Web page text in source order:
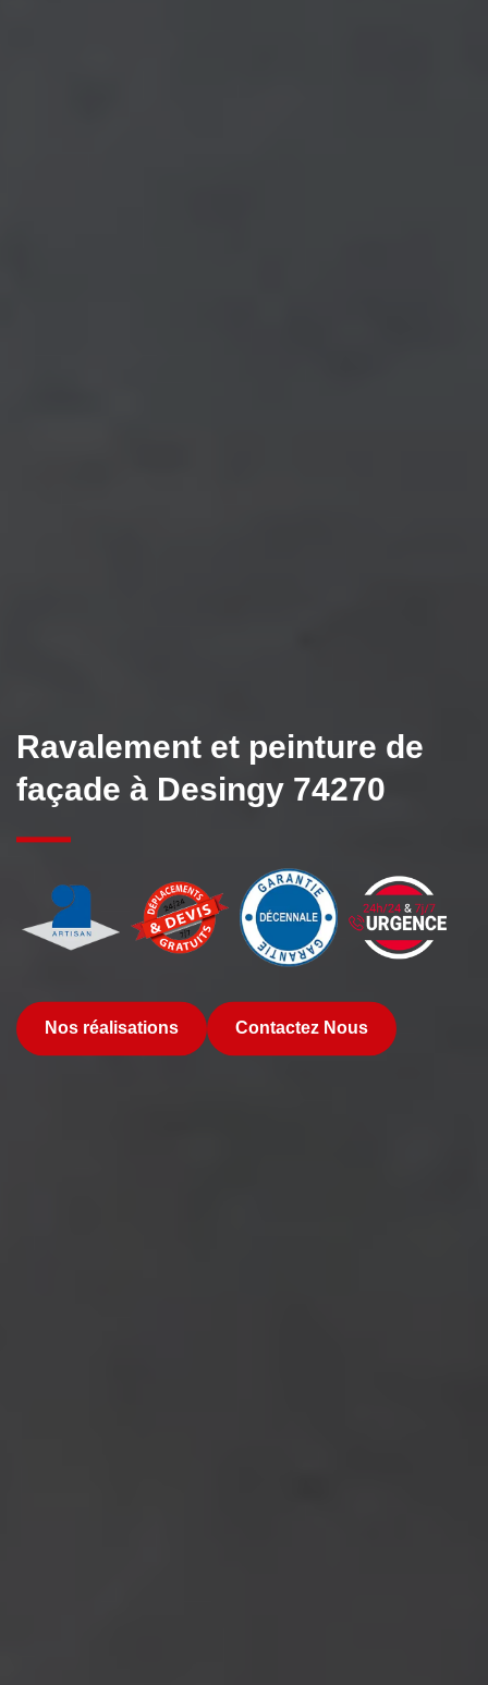
Ravalement et peinture de
façade à Desingy 74270
Nos réalisations Contactez Nous